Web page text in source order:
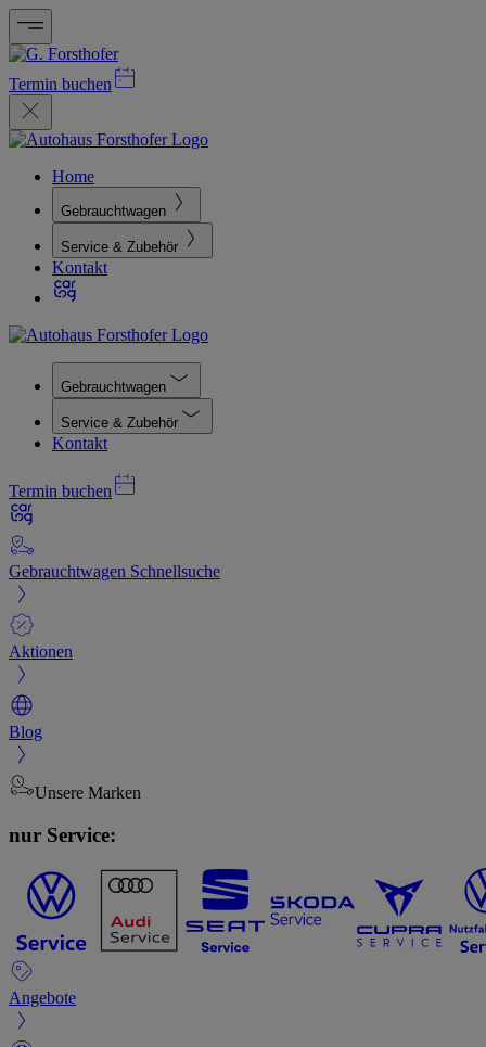
Termin buchen
Home
Gebrauchtwagen
Service & Zubehör
Kontakt
Gebrauchtwagen
Service & Zubehör
Kontakt
Termin buchen
Gebrauchtwagen Schnellsuche
Aktionen
Blog
Unsere Marken
nur Service:
Angebote